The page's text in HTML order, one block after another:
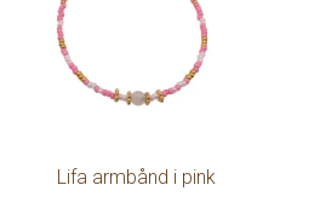
Lifa armbånd i pink